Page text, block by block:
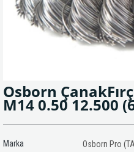
Osborn
M14 0.50 12.500
Marka
Osborn Pro